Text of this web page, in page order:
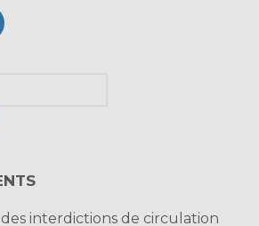
interdictions de circulation